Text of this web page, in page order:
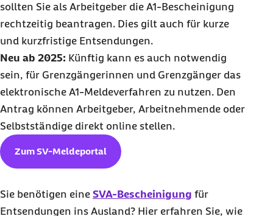
sollten Sie als Arbeitgeber die A1-Bescheinigung
rechtzeitig beantragen. Dies gilt auch für kurze
und kurzfristige Entsendungen.
Neu ab 2025: Künftig kann es auch notwendig
sein, für Grenzgängerinnen und Grenzgänger das
elektronische A1-Meldeverfahren zu nutzen. Den
Antrag können Arbeitgeber, Arbeitnehmende oder
Selbstständige direkt online stellen.
Zum SV-Meldeportal
Sie benötigen eine SVA-Bescheinigung für
Entsendungen ins Ausland? Hier erfahren Sie, wie